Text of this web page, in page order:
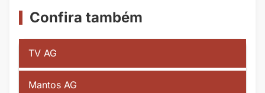
Confira também
TV AG
Mantos AG